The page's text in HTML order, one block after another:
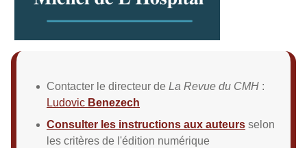
Contacter le directeur de La Revue du CMH :
Ludovic Benezech
Consulter les instructions aux auteurs selon
les critères de l'édition numérique